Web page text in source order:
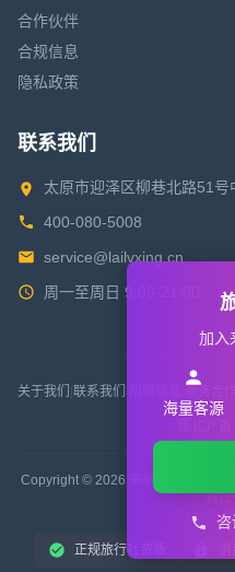
合作伙伴
合规信息
隐私政策
联系我们
太原市迎泽区柳巷北路51
400-080-5008
service@lailvxing.cn
周一至周日 9:00-21:00
关于我们 联系我们
Copyright © 2026 来旅行旅游网 All
科技
正规旅行社资质
加入
海量客源
咨